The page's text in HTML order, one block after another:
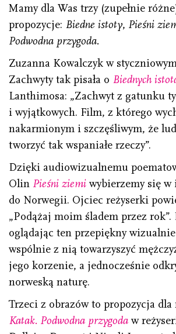
Mamy dla Was trzy (zupełnie
propozycje: Biedne istoty, Pieśni
Podwodna przygoda.
Zuzanna Kowalczyk w
Zachwyty tak pisała o Biednych
Lanthimosa: „Zachwyt z gatunku
i wyjątkowych. Film, z którego
nakarmionym i szczęśliwym, że
tworzyć tak wspaniałe rzeczy”.
Dzięki audiowizualnemu
Olin Pieśni ziemi wybierzemy się
do Norwegii. Ojciec reżyserki
„Podążaj moim śladem przez
oglądając ten przepiękny
wspólnie z nią towarzyszyć
jego korzenie, a jednocześnie
norweską naturę.
Trzeci z obrazów to propozycja dla
Katak. Podwodna przygoda w